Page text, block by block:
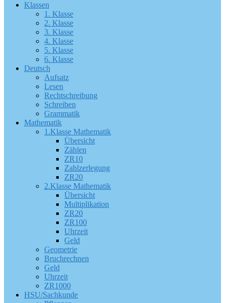
Klassen
1. Klasse
2. Klasse
3. Klasse
4. Klasse
5. Klasse
6. Klasse
Deutsch
Aufsatz
Lesen
Rechtschreibung
Schreiben
Grammatik
Mathematik
1.Klasse Mathematik
Übersicht
Zählen
ZR10
Zahlzerlegung
ZR20
2.Klasse Mathematik
Übersicht
Multiplikation
ZR20
ZR100
Uhrzeit
Geld
Geometrie
Bruchrechnen
Geld
Uhrzeit
ZR1000
HSU/Sachkunde